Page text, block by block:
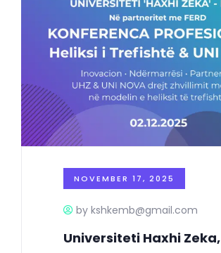
NOVEMBER 17, 2025
by kshkemb@gmail.com
Universiteti Haxhi Zeka,